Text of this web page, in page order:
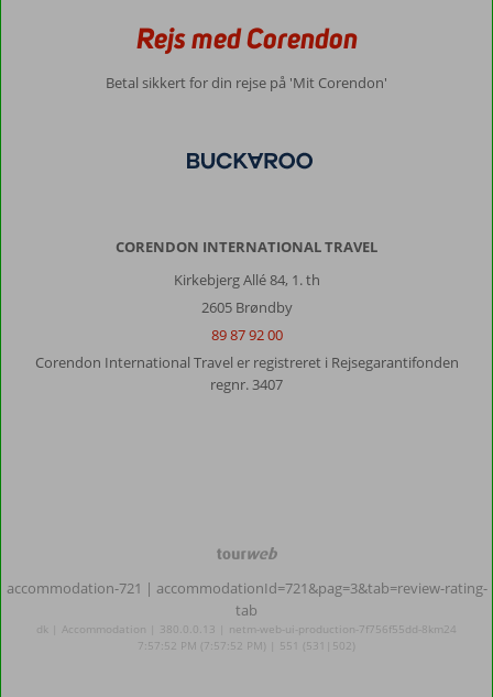
Rejs med Corendon
Betal sikkert for din rejse på 'Mit Corendon'
CORENDON INTERNATIONAL TRAVEL
Kirkebjerg Allé 84, 1. th
2605 Brøndby
89 87 92 00
Corendon International Travel er registreret i Rejsegarantifonden
regnr. 3407
TourWeb
NetMatch
accommodation-721 | accommodationId=721&pag=3&tab=review-rating-
tab
dk | Accommodation | 380.0.0.13 | netm-web-ui-production-7f756f55dd-8km24
7:57:52 PM (7:57:52 PM) | 551 (531|502)